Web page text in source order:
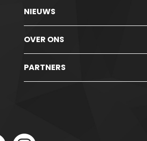
NIEUWS
OVER ONS
PARTNERS